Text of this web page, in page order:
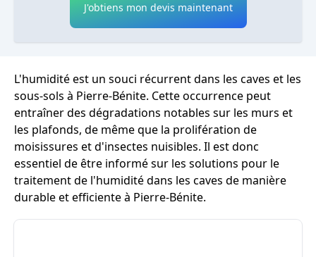
J'obtiens mon devis maintenant
L'humidité est un souci récurrent dans les caves et les
sous-sols à Pierre-Bénite. Cette occurrence peut
entraîner des dégradations notables sur les murs et
les plafonds, de même que la prolifération de
moisissures et d'insectes nuisibles. Il est donc
essentiel de être informé sur les solutions pour le
traitement de l'humidité dans les caves de manière
durable et efficiente à Pierre-Bénite.